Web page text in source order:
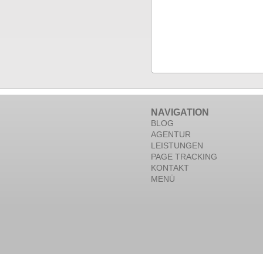
NAVIGATION
BLOG
AGENTUR
LEISTUNGEN
PAGE TRACKING
KONTAKT
MENÜ